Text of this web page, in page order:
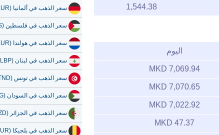
1,544.38
اليوم
7,069.94 MKD
7,070.65 MKD
7,022.92 MKD
47.37 MKD
سعر الذهب في ألمانيا (EUR)
سعر الذهب في فلسطين (ILS)
سعر الذهب في هولندا (EUR)
سعر الذهب في لبنان (LBP)
سعر الذهب في تونس (TND)
سعر الذهب في السودان (SDG)
سعر الذهب في الجزائر (DZD)
سعر الذهب في بلجيكا (EUR)